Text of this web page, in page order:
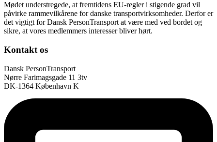
Mødet understregede, at fremtidens EU-regler i stigende grad vil
påvirke rammevilkårene for danske transportvirksomheder. Derfor er
det vigtigt for Dansk PersonTransport at være med ved bordet og
sikre, at vores medlemmers interesser bliver hørt.
Kontakt os
Dansk PersonTransport
Nørre Farimagsgade 11 3tv
DK-1364 København K